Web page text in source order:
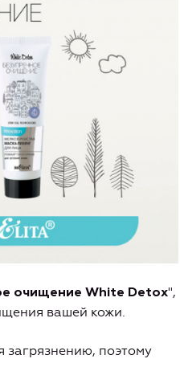
очищение White Detox",
вашей кожи.
загрязнению, поэтому